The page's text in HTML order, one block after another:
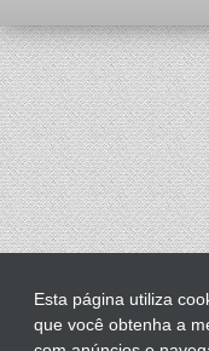
Esta página utiliza
que você obtenha a